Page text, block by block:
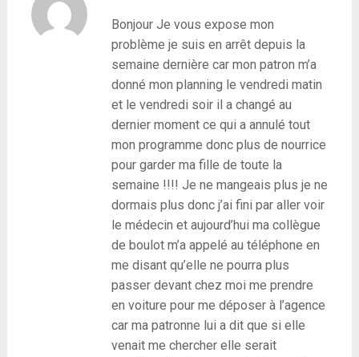
Bonjour Je vous expose mon
problème je suis en arrêt depuis la
semaine dernière car mon patron m’a
donné mon planning le vendredi matin
et le vendredi soir il a changé au
dernier moment ce qui a annulé tout
mon programme donc plus de nourrice
pour garder ma fille de toute la
semaine !!!! Je ne mangeais plus je ne
dormais plus donc j’ai fini par aller voir
le médecin et aujourd’hui ma collègue
de boulot m’a appelé au téléphone en
me disant qu’elle ne pourra plus
passer devant chez moi me prendre
en voiture pour me déposer à l’agence
car ma patronne lui a dit que si elle
venait me chercher elle serait